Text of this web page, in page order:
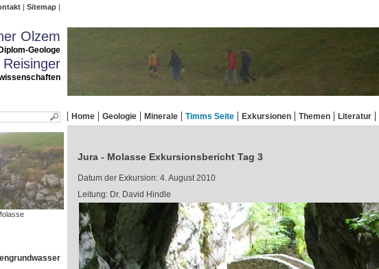
Sitemap
Olzem
Diplom-Geologe
Home Geologie Minerale Timms Seite Exkursionen Themen Literatur
Jura - Molasse Exkursionsbericht Tag 3
Datum der Exkursion: 4. August 2010
Leitung: Dr. David Hindle